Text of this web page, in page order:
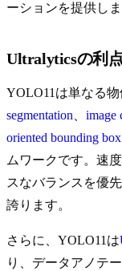
ーションを提供しま
Ultralyticsの利
YOLO11は単なる物
segmentation
image
oriented bounding
ムワークです。速
スなバランスを優
誇ります。
さらに、YOLO11は
り、データアノテ